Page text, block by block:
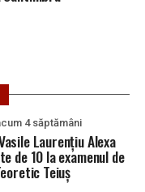
4 săptămâni
Laurențiu Alexa
de 10 la examenul de
Teiuș